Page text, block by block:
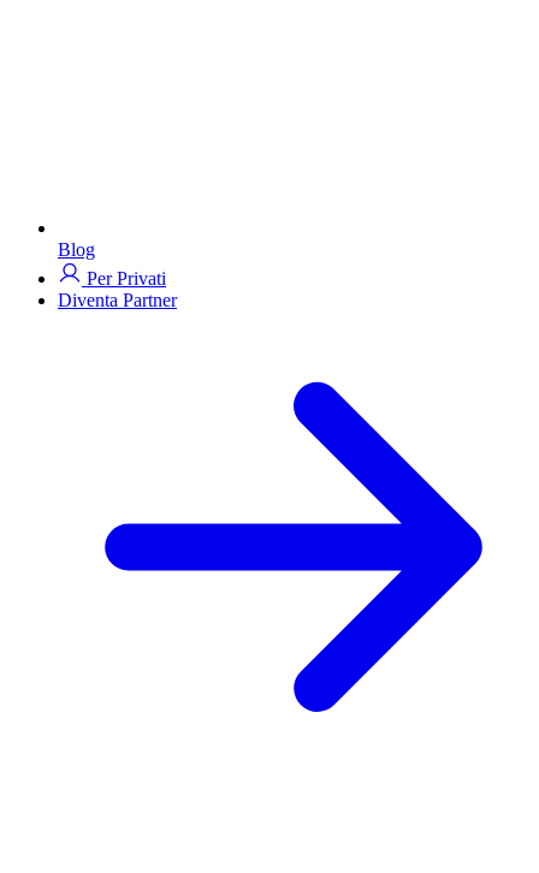
Blog
Per Privati
Diventa Partner